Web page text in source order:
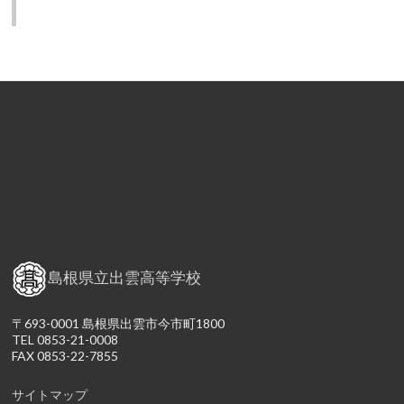
島根県立出雲高等学校
〒693-0001 島根県出雲市今市町1800
TEL 0853-21-0008
FAX 0853-22-7855
サイトマップ